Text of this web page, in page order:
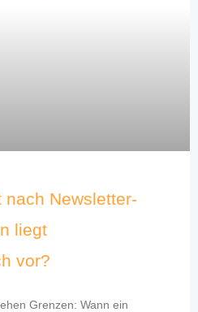
nach Newsletter-
liegt
vor?
Grenzen: Wann ein